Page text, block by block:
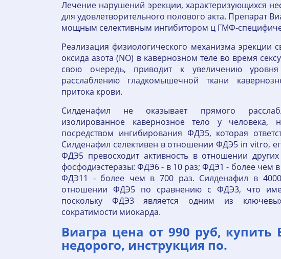
Лечение нарушений эрекции, характеризующихся
для удовлетворительного полового акта. Препарат
мощным селективным ингибитором ц ГМФ-
Реализация физиологического механизма эрекции
оксида азота (NO) в кавернозном теле во время
свою очередь, приводит к увеличению
расслаблению гладкомышечной ткани
притока крови.
Силденафил не оказывает прямого
изолированное кавернозное тело у человека,
посредством ингибирования ФДЭ5, которая
Силденафил селективен в отношении ФДЭ5 in vitro,
ФДЭ5 превосходит активность в отношении
фосфодиэстеразы: ФДЭ6 - в 10 раз; ФДЭ1 - более чем
ФДЭ11 - более чем в 700 раз. Силденафил в
отношении ФДЭ5 по сравнению с ФДЭ3, что
поскольку ФДЭ3 является одним из
сократимости миокарда.
Виагра цена от 990 руб, купить
недорого, инструкция по.